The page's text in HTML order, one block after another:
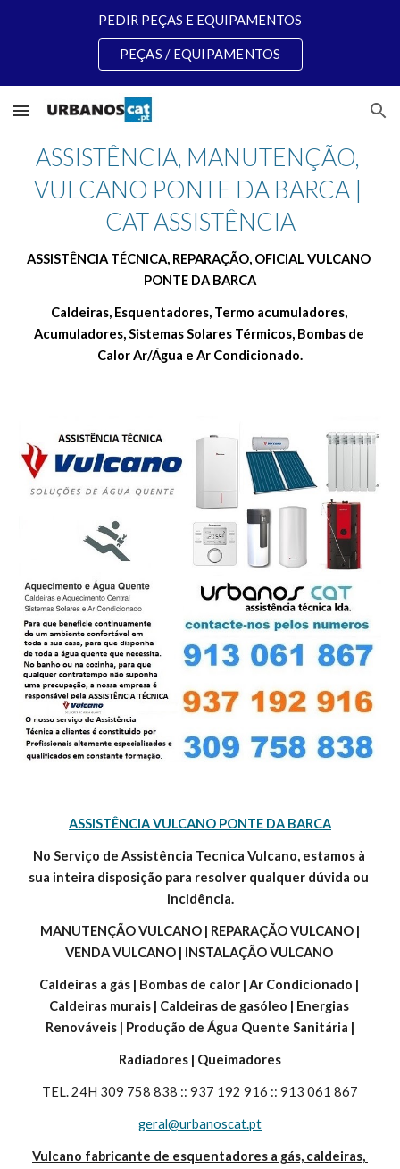
PEDIR PEÇAS E EQUIPAMENTOS
PEÇAS / EQUIPAMENTOS
ASSISTÊNCIA, MANUTENÇÃO,
VULCANO PONTE DA BARCA |
CAT ASSISTÊNCIA
ASSISTÊNCIA TÉCNICA, REPARAÇÃO, OFICIAL VULCANO
PONTE DA BARCA
Caldeiras, Esquentadores, Termo acumuladores,
Acumuladores, Sistemas Solares Térmicos, Bombas de
Calor Ar/Água e Ar Condicionado.
ASSISTÊNCIA VULCANO PONTE DA BARCA
No Serviço de Assistência Tecnica Vulcano, estamos à
sua inteira disposição para resolver qualquer dúvida ou
incidência.
VENDA VULCANO | INSTALAÇÃO VULCANO
Caldeiras a gás | Bombas de calor | Ar Condicionado |
Caldeiras murais | Caldeiras de gasóleo | Energias
Renováveis | Produção de Água Quente Sanitária |
Radiadores | Queimadores
TEL. 24H 309 758 838 :: 937 192 916 :: 913 061 867
geral@urbanoscat.pt
Vulcano fabricante de esquentadores a gás, caldeiras,